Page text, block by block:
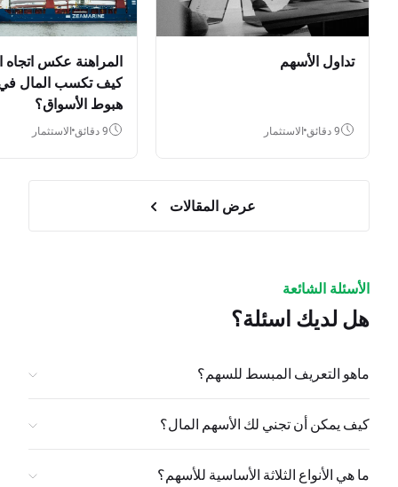
تداول الأسهم
9 دقائق الاستثمار
المراهنة عكس
كيف تكسب المال
هبوط الأسواق؟
9 دقائق الاستثمار
عرض المقالات
الأسئلة الشائعة
هل لديك اسئلة؟
ماهو التعريف المبسط للسهم؟
كيف يمكن أن تجني لك الأسهم المال؟
ما هي الأنواع الثلاثة الأساسية للأسهم؟